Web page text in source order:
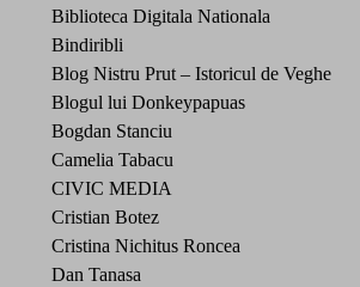
Biblioteca Digitala Nationala
Bindiribli
Blog Nistru Prut – Istoricul de Veghe
Blogul lui Donkeypapuas
Bogdan Stanciu
Camelia Tabacu
CIVIC MEDIA
Cristian Botez
Cristina Nichitus Roncea
Dan Tanasa